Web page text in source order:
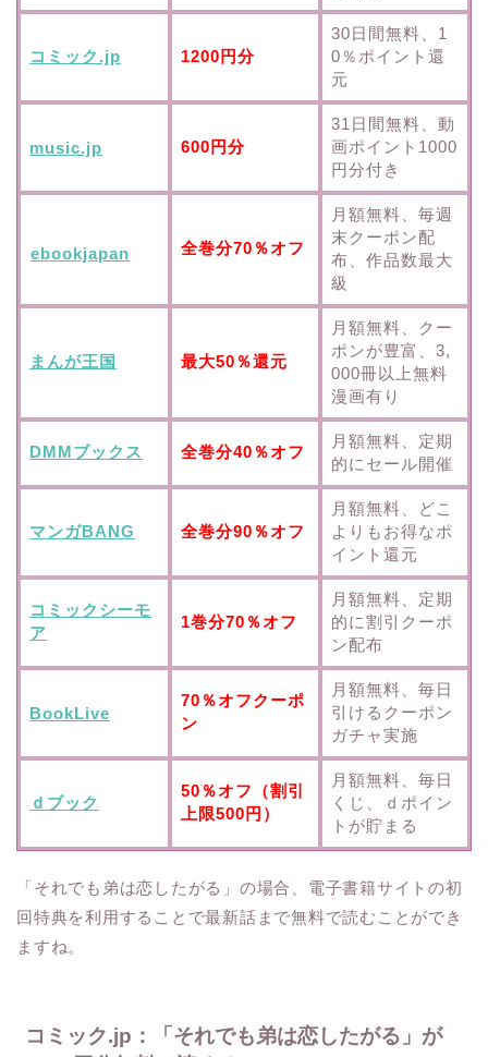
コミック.jp 1200円分
30日間無料、1
0％ポイント還
元
music.jp 600円分
31日間無料、動
画ポイント1000
円分付き
ebookjapan 全巻分70％オフ
月額無料、毎週
末クーポン配
布、作品数最大
級
まんが王国 最大50％還元
月額無料、クー
ポンが豊富、3,
000冊以上無料
漫画有り
DMMブックス 全巻分40％オフ
月額無料、定期
的にセール開催
マンガBANG 全巻分90％オフ
月額無料、どこ
よりもお得なポ
イント還元
コミックシーモ
ア
1巻分70％オフ
月額無料、定期
的に割引クーポ
ン配布
BookLive
70％オフクーポ
ン
月額無料、毎日
引けるクーポン
ガチャ実施
ｄブック
50％オフ（割引
上限500円）
月額無料、毎日
くじ、ｄポイン
トが貯まる
「それでも弟は恋したがる」の場合、電子書籍サイトの初
回特典を利用することで最新話まで無料で読むことができ
ますね。
コミック.jp：「それでも弟は恋したがる」が